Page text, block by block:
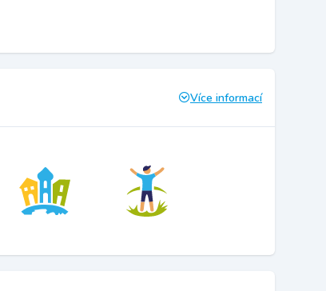
Více informací